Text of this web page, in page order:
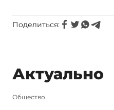
Поделиться:
Актуально
Общество